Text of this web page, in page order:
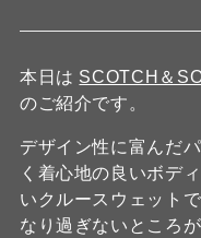
本日は SCOTCH＆
のご紹介です。
デザイン性に富んだ
く着心地の良いボデ
いクルースウェット
なり過ぎないところ